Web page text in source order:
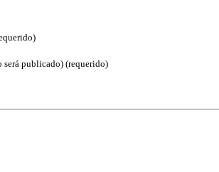
será publicado) (requerido)